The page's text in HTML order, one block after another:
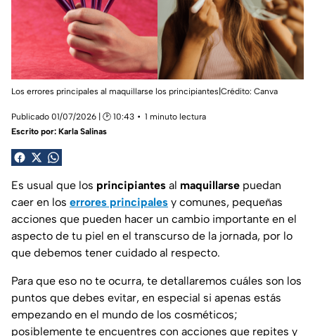
Los errores principales al maquillarse los principiantes|Crédito: Canva
Publicado 01/07/2026 | 🕑 10:43
1 minuto lectura
Escrito por: Karla Salinas
Es usual que los principiantes al maquillarse puedan
caer en los errores principales y comunes, pequeñas
acciones que pueden hacer un cambio importante en el
aspecto de tu piel en el transcurso de la jornada, por lo
que debemos tener cuidado al respecto.
Para que eso no te ocurra, te detallaremos cuáles son los
puntos que debes evitar, en especial si apenas estás
empezando en el mundo de los cosméticos;
posiblemente te encuentres con acciones que repites y